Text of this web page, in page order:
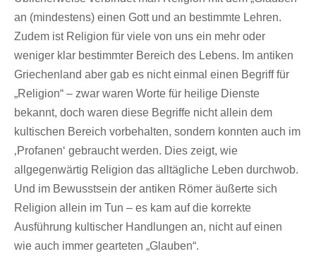
an (mindestens) einen Gott und an bestimmte Lehren.
Zudem ist Religion für viele von uns ein mehr oder
weniger klar bestimmter Bereich des Lebens. Im antiken
Griechenland aber gab es nicht einmal einen Begriff für
„Religion“ – zwar waren Worte für heilige Dienste
bekannt, doch waren diese Begriffe nicht allein dem
kultischen Bereich vorbehalten, sondern konnten auch im
‚Profanen‘ gebraucht werden. Dies zeigt, wie
allgegenwärtig Religion das alltägliche Leben durchwob.
Und im Bewusstsein der antiken Römer äußerte sich
Religion allein im Tun – es kam auf die korrekte
Ausführung kultischer Handlungen an, nicht auf einen
wie auch immer gearteten „Glauben“.